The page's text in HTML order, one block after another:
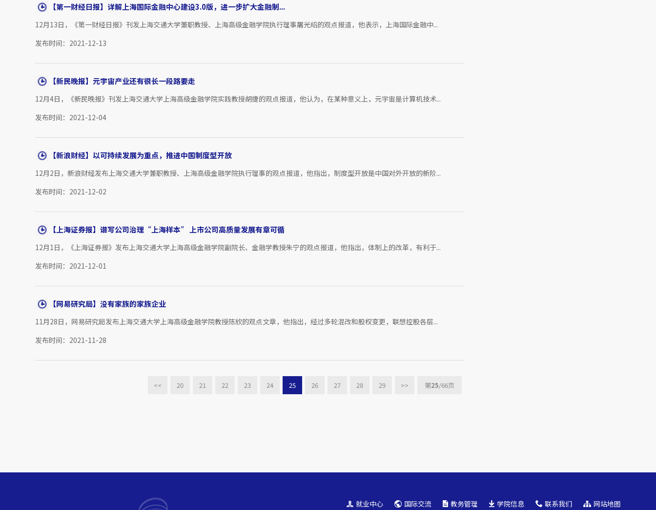
【第一财经日报】详解上海国际金融中心建设3.0版，进一步扩大金融制...
12月13日，《第一财经日报》刊发上海交通大学兼职教授、上海高级金融学院执行理事屠光绍的观点报道，他表示，上海国际金融中...
发布时间：2021-12-13
【新民晚报】元宇宙产业还有很长一段路要走
12月4日，《新民晚报》刊发上海交通大学上海高级金融学院实践教授胡捷的观点报道，他认为，在某种意义上，元宇宙是计算机技术...
发布时间：2021-12-04
【新浪财经】以可持续发展为重点，推进中国制度型开放
12月2日，新浪财经发布上海交通大学兼职教授、上海高级金融学院执行理事的观点报道，他指出，制度型开放是中国对外开放的新阶...
发布时间：2021-12-02
【上海证券报】谱写公司治理“上海样本” 上市公司高质量发展有章可循
12月1日，《上海证券报》发布上海交通大学上海高级金融学院副院长、金融学教授朱宁的观点报道，他指出，体制上的改革，有利于...
发布时间：2021-12-01
【网易研究局】没有家族的家族企业
11月28日，网易研究局发布上海交通大学上海高级金融学院教授陈欣的观点文章，他指出，经过多轮混改和股权变更，联想控股各层...
发布时间：2021-11-28
<< 20 21 22 23 24 25 26 27 28 29 >> 第25/66页
就业中心 国际交流 教务管理 学院信息 联系我们 网站地图